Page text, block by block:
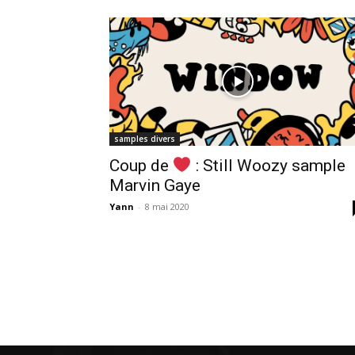
samples divers
Coup de
: Still Woozy sample
Marvin Gaye
Yann - 8 mai 2020